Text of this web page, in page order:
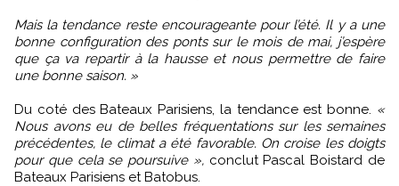
Mais la tendance reste encourageante pour l’été. Il y a une
bonne configuration des ponts sur le mois de mai, j’espère
que ça va repartir à la hausse et nous permettre de faire
une bonne saison. »
Du coté des Bateaux Parisiens, la tendance est bonne. «
Nous avons eu de belles fréquentations sur les semaines
précédentes, le climat a été favorable. On croise les doigts
pour que cela se poursuive »,conclut Pascal Boistard de
Bateaux Parisiens et Batobus.